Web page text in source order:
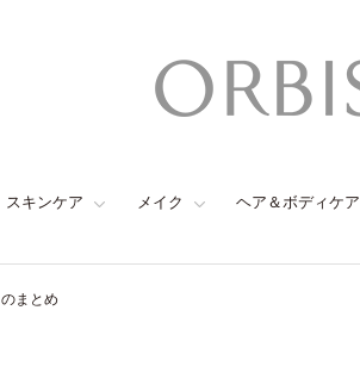
スキンケア メイク ヘア＆ボディケア
まとめ